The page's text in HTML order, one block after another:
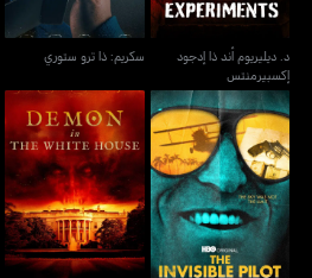
د. ديليريوم أند ذا إدجود
إكسبيرمنتس
سكريم: ذا ترو ستوري
ذا إنفيزبل بايلوت ديمن ان ذا وايت هاوس